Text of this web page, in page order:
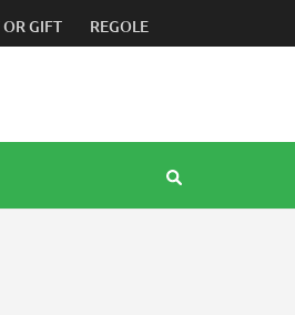
grande evento che ci
OR GIFT REGOLE